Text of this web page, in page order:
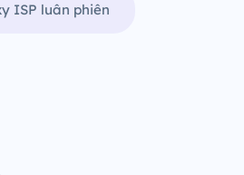
ISP luân phiên